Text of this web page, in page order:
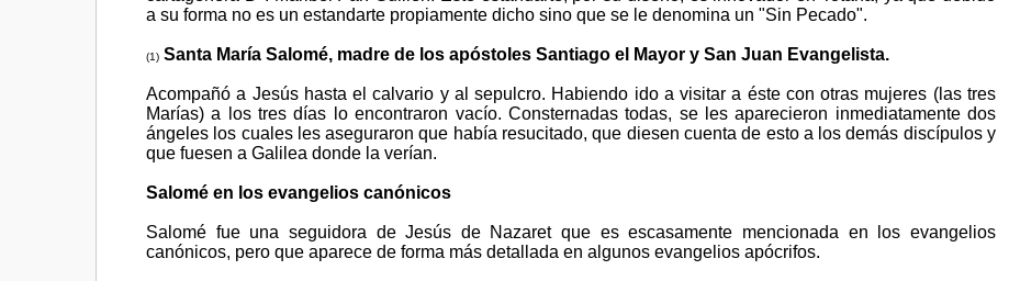
a su forma no es un estandarte propiamente dicho sino que se le denomina un "Sin Pecado".
(1) Santa María Salomé, madre de los apóstoles Santiago el Mayor y San Juan Evangelista.
Acompañó a Jesús hasta el calvario y al sepulcro. Habiendo ido a visitar a éste con otras mujeres (las tres
Marías) a los tres días lo encontraron vacío. Consternadas todas, se les aparecieron inmediatamente dos
ángeles los cuales les aseguraron que había resucitado, que diesen cuenta de esto a los demás discípulos y
que fuesen a Galilea donde la verían.
Salomé en los evangelios canónicos
Salomé fue una seguidora de Jesús de Nazaret que es escasamente mencionada en los evangelios
canónicos, pero que aparece de forma más detallada en algunos evangelios apócrifos.